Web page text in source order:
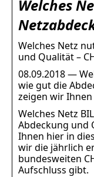
Welches
Welches Netz
und Qualität –
08.09.2018 —
wie gut die
zeigen wir
Welches Netz
Abdeckung und
Ihnen hier in
wir die jährlich
bundesweiten
Aufschluss gibt.